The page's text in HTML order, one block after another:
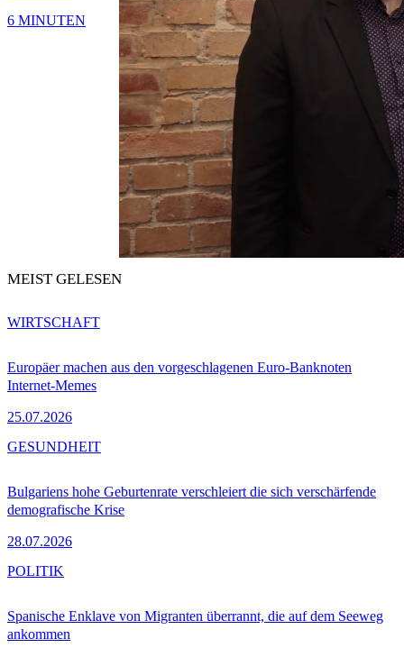
6 MINUTEN
MEIST GELESEN
Europäer machen aus den vorgeschlagenen Euro-Banknoten
Internet-Memes
25.07.2026
WIRTSCHAFT
Bulgariens hohe Geburtenrate verschleiert die sich verschärfende
demografische Krise
28.07.2026
GESUNDHEIT
Spanische Enklave von Migranten überrannt, die auf dem Seeweg
ankommen
POLITIK